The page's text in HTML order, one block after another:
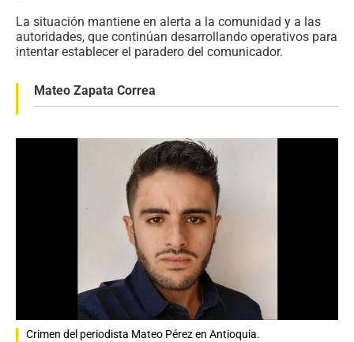
La situación mantiene en alerta a la comunidad y a las
autoridades, que continúan desarrollando operativos para
intentar establecer el paradero del comunicador.
Mateo Zapata Correa
Crimen del periodista Mateo Pérez en Antioquia.